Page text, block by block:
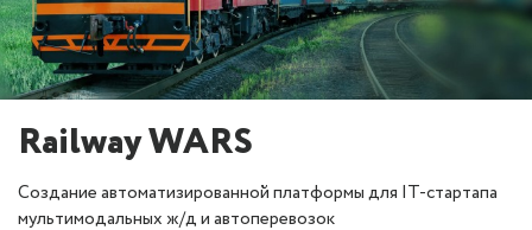
Railway WARS
Создание автоматизированной платформы для IT-стартапа
мультимодальных ж/д и автоперевозок